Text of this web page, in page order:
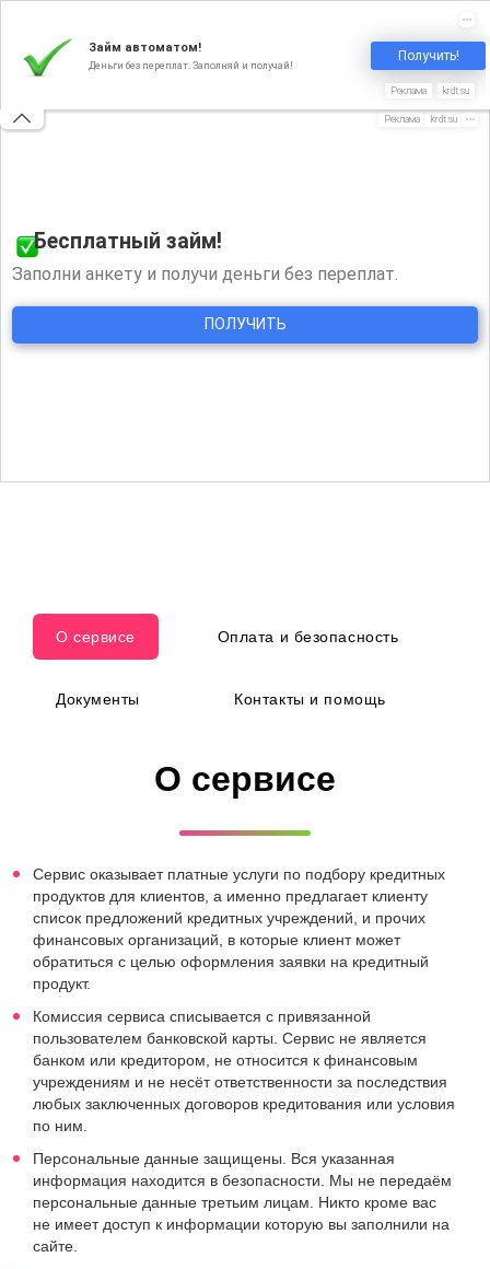
+7 (499) 499-05-25
О сервисе Оплата и безопасность
Документы Контакты и помощь
О сервисе
Сервис оказывает платные услуги по подбору кредитных
продуктов для клиентов, а именно предлагает клиенту
список предложений кредитных учреждений, и прочих
финансовых организаций, в которые клиент может
обратиться с целью оформления заявки на кредитный
продукт.
Комиссия сервиса списывается с привязанной
пользователем банковской карты. Сервис не является
банком или кредитором, не относится к финансовым
учреждениям и не несёт ответственности за последствия
любых заключенных договоров кредитования или условия
по ним.
Персональные данные защищены. Вся указанная
информация находится в безопасности. Мы не передаём
персональные данные третьим лицам. Никто кроме вас
не имеет доступ к информации которую вы заполнили на
сайте.